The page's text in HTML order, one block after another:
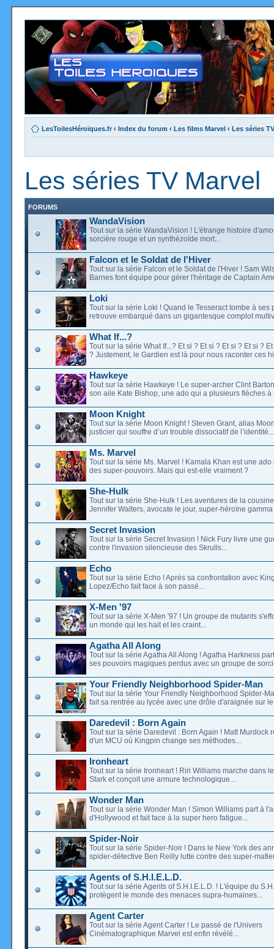
LesToilesHéroïques.fr ‹ Index du forum ‹ Les films Marvel ‹ Les séries
Les séries TV Marvel
FORUMS
WandaVision
Tout sur la série WandaVision ! L'étrange histoire
sorcière rouge et un synthézoïde mort...
Falcon et le Soldat de l'Hiver
Tout sur la série Falcon et le Soldat de l'Hiver ! Sam
Barnes font équipe pour gérer l'héritage de Captain
Loki
Tout sur la série Loki ! Quand le Tesseract tombe à ses
retrouve embarqué dans un gigantesque complot
What If...?
Tout sur la série What If...? Et si ? Et si ? Et si ? Et si ?
? Justement, le Gardien est là pour nous raconter ces
Hawkeye
Tout sur la série Hawkeye ! Le super-archer Clint
son aile Kate Bishop, une ado qui a plusieurs flèches à
Moon Knight
Tout sur la série Moon Knight ! Steven Grant, alias
justicier qui souffre d’un trouble dissociatif de l’identité...
Ms. Marvel
Tout sur la série Ms. Marvel ! Kamala Khan est une
des super-pouvoirs. Mais qui est-elle vraiment ?
She-Hulk
Tout sur la série She-Hulk ! Les aventures de la
Jennifer Walters, avocate le jour, super-héroïne
Secret Invasion
Tout sur la série Secret Invasion ! Nick Fury livre une
contre l'invasion silencieuse des Skrulls...
Echo
Tout sur la série Echo ! Après sa confrontation avec
Lopez/Echo fait face à son passé...
X-Men '97
Tout sur la série X-Men '97 ! Un groupe de mutants
un monde qui les hait et les craint...
Agatha All Along
Tout sur la série Agatha All Along ! Agatha Harkness
ses pouvoirs magiques perdus avec un groupe de
Your Friendly Neighborhood Spider-Man
Tout sur la série Your Friendly Neighborhood Spider-
fait sa rentrée au lycée avec une drôle d'araignée sur
Daredevil : Born Again
Tout sur la série Daredevil : Born Again ! Matt Murdock
d'un MCU où Kingpin change ses méthodes...
Ironheart
Tout sur la série Ironheart ! Riri Williams marche dans
Stark et conçoit une armure technologique...
Wonder Man
Tout sur la série Wonder Man ! Simon Williams part à
d'Hollywood et fait face à la super hero fatigue...
Spider-Noir
Tout sur la série Spider-Noir ! Dans le New York des
spider-détective Ben Reilly lutte contre des super-
Agents of S.H.I.E.L.D.
Tout sur la série Agents of S.H.I.E.L.D. ! L'équipe du
protègent le monde des menaces supra-humaines...
Agent Carter
Tout sur la série Agent Carter ! Le passé de l'Univers
Cinématographique Marvel est enfin révélé...